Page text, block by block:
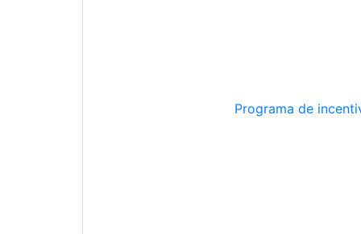
Programa de